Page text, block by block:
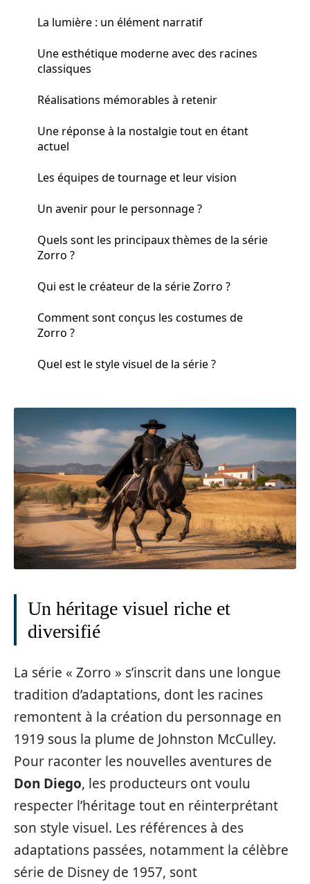
La lumière : un élément narratif
Une esthétique moderne avec des racines
classiques
Réalisations mémorables à retenir
Une réponse à la nostalgie tout en étant
actuel
Les équipes de tournage et leur vision
Un avenir pour le personnage ?
Quels sont les principaux thèmes de la série
Zorro ?
Qui est le créateur de la série Zorro ?
Comment sont conçus les costumes de
Zorro ?
Quel est le style visuel de la série ?
Un héritage visuel riche et
diversifié
La série « Zorro » s’inscrit dans une longue
tradition d’adaptations, dont les racines
remontent à la création du personnage en
1919 sous la plume de Johnston McCulley.
Pour raconter les nouvelles aventures de
Don Diego, les producteurs ont voulu
respecter l’héritage tout en réinterprétant
son style visuel. Les références à des
adaptations passées, notamment la célèbre
série de Disney de 1957, sont